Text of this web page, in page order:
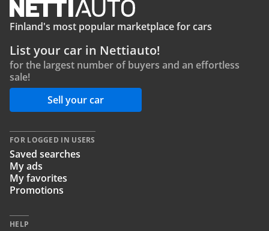
Finland's most popular marketplace for cars
List your car in Nettiauto!
for the largest number of buyers and an effortless
sale!
Sell your car
FOR LOGGED IN USERS
Saved searches
My ads
My favorites
Promotions
HELP